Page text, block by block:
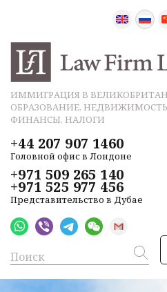
ИММИГРАЦИЯ В
ОБРАЗОВАНИЕ,
ФИНАНСЫ, НАЛОГИ
+44 207 907 1460
Головной офис в Лондоне
+971 509 265 140
+971 525 977 456
Представительство в Дубае